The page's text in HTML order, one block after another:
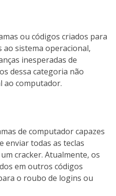
ou códigos criados para
sistema operacional,
inesperadas de
dessa categoria não
ao computador.
de computador capazes
enviar todas as teclas
cracker. Atualmente, os
em outros códigos
o roubo de logins ou